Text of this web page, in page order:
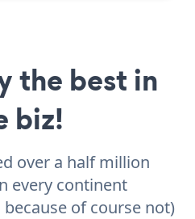
the best in
biz!
over a half million
every continent
of course not)